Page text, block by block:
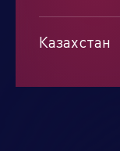
Казахстан